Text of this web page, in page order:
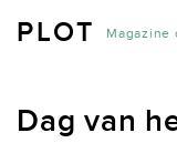
PLOT Magazine
Dag van